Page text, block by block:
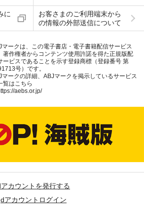
に
お客さまのご利用端末から
の情報の外部送信について
マークは、この電子書店・電子書籍配信サービス
著作権者からコンテンツ使用許諾を得た正規版配
ービスであることを示す登録商標（登録番号 第
号）です。
マークの詳細、ABJマークを掲示しているサービス
覧はこちら
aebs.or.jp/
カウントを発行する
dアカウントログイン